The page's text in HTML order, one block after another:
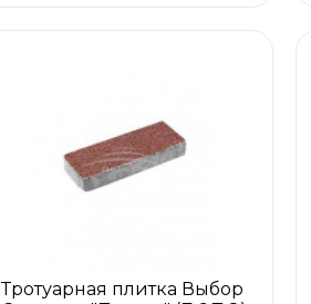
Тротуарная плитка Выбор